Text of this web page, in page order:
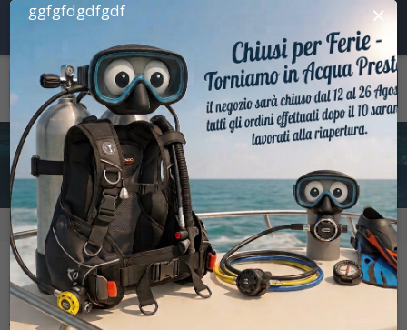
I nostri prodotti
Prezzi Iva inclusa
Home I nostri prodotti
Prezzi Iva inclusa
Filtra la ricerca
×
ggfgfdgdfgdf